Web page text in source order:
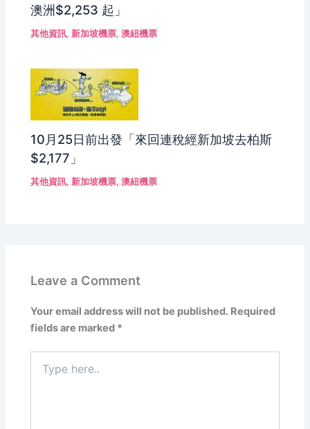
澳洲$2,253 起」
其他資訊,新加坡機票,澳紐機票
10月25日前出發「來回連稅經新加坡去柏斯
$2,177」
其他資訊,新加坡機票,澳紐機票
Leave a Comment
Your email address will not be published. Required
fields are marked *
here..